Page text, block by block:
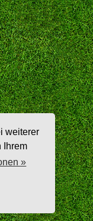
weiterer
Ihrem
»